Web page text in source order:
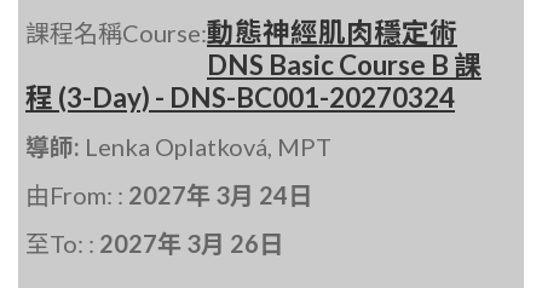
課程名稱Course:動態神經肌肉穩定術
DNS Basic Course B 課
程 (3-Day) - DNS-BC001-20270324
導師: Lenka Oplatková, MPT
由From: : 2027年 3月 24日
至To: : 2027年 3月 26日